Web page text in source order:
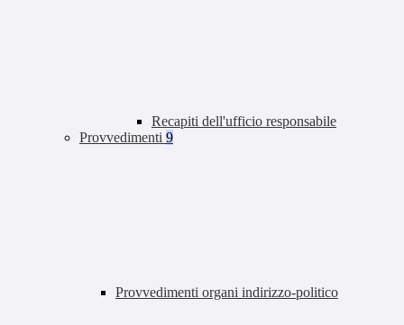
Recapiti dell'ufficio responsabile
Provvedimenti 9
Provvedimenti organi indirizzo-politico